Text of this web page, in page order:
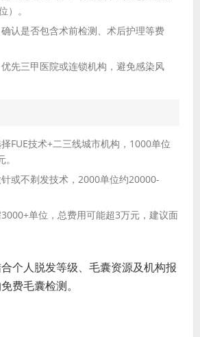
）。
确认是否包含术前检测、术后护理等费
优先三甲医院或连锁机构，避免感染风
择FUE技术+二三线城市机构，1000单位
针或不剃发技术，2000单位约20000-
3000+单位，总费用可能超3万元，建议面
个人脱发等级、毛囊资源及机构报
费毛囊检测。